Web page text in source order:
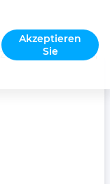
Akzeptieren
Sie